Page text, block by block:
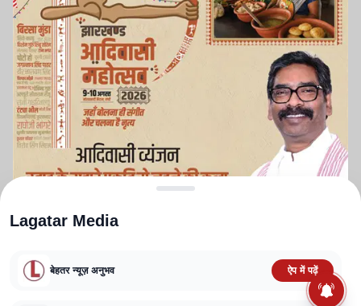
Lagatar Media
बेहतर न्यूज़ अनुभव ऐप में पढ़ें